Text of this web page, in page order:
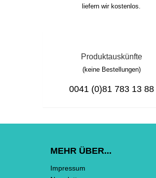
liefern wir kostenlos.
Produktauskünfte
(keine Bestellungen)
0041 (0)81 783 13 88
MEHR ÜBER...
Impressum